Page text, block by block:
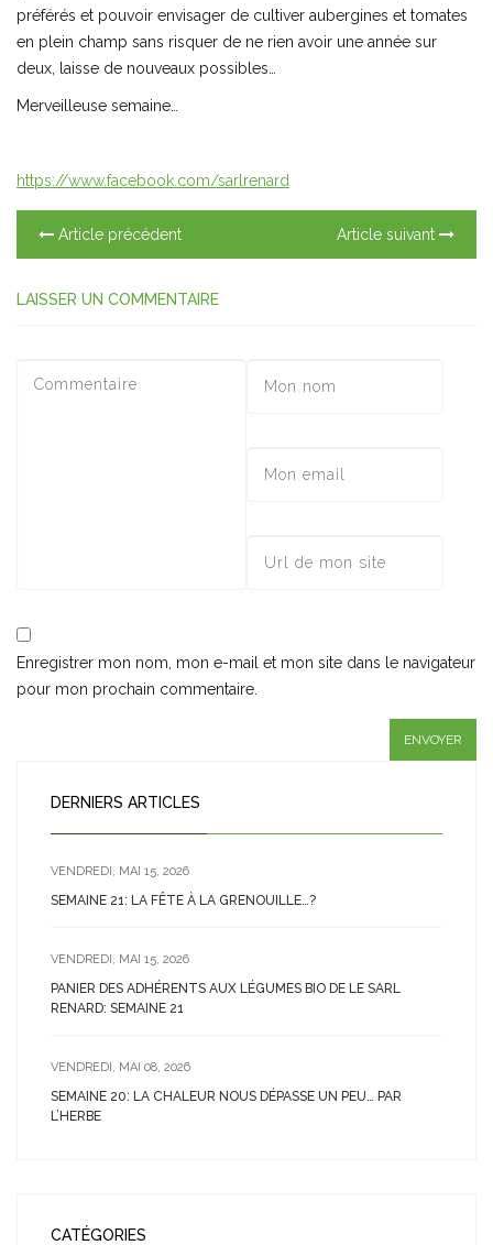
préférés et pouvoir envisager de cultiver aubergines et tomates
en plein champ sans risquer de ne rien avoir une année sur
deux, laisse de nouveaux possibles…
Merveilleuse semaine…
https://www.facebook.com/sarlrenard
Article précédent Article suivant
LAISSER UN COMMENTAIRE
Enregistrer mon nom, mon e-mail et mon site dans le navigateur
pour mon prochain commentaire.
DERNIERS ARTICLES
VENDREDI, MAI 15, 2026
SEMAINE 21: LA FÊTE À LA GRENOUILLE…?
VENDREDI, MAI 15, 2026
PANIER DES ADHÉRENTS AUX LÉGUMES BIO DE LE SARL
RENARD: SEMAINE 21
VENDREDI, MAI 08, 2026
SEMAINE 20: LA CHALEUR NOUS DÉPASSE UN PEU… PAR
L’HERBE
CATÉGORIES